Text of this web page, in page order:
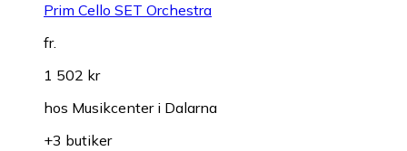
Prim Cello SET Orchestra
fr.
1 502 kr
hos Musikcenter i Dalarna
+3 butiker